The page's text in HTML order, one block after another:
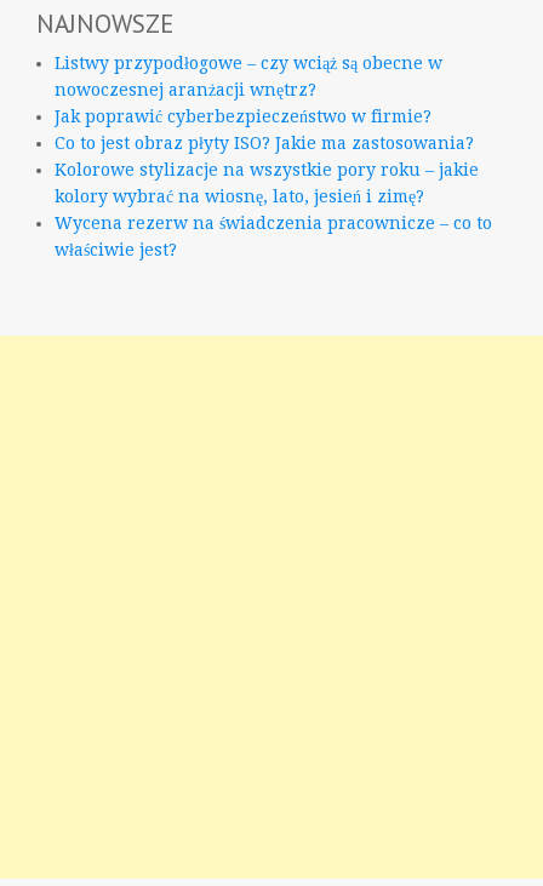
NAJNOWSZE
Listwy przypodłogowe – czy wciąż są obecne w
nowoczesnej aranżacji wnętrz?
Jak poprawić cyberbezpieczeństwo w firmie?
Co to jest obraz płyty ISO? Jakie ma zastosowania?
Kolorowe stylizacje na wszystkie pory roku – jakie
kolory wybrać na wiosnę, lato, jesień i zimę?
Wycena rezerw na świadczenia pracownicze – co to
właściwie jest?